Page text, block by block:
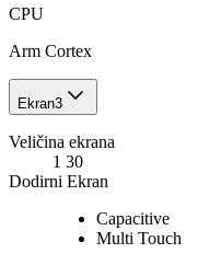
CPU
Arm Cortex
Ekran3
Veličina ekrana
1 30
Dodirni Ekran
Capacitive
Multi Touch